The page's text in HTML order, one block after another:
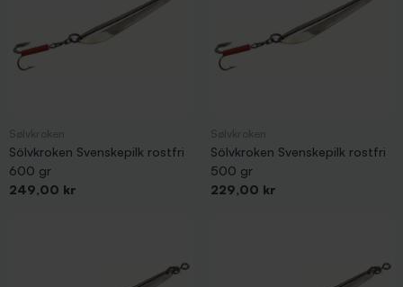
Sölvkroken Svenskepilk rostfri
600 gr
Pris
249,00 kr
Sölvkroken Svenskepilk rostfri
500 gr
Pris
229,00 kr